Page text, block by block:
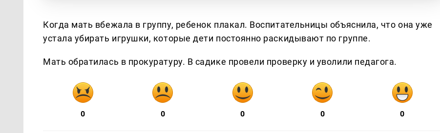
Когда мать вбежала в группу, ребенок плакал. Воспитательницы объяснила, что она уже
устала убирать игрушки, которые дети постоянно раскидывают по группе.
Мать обратилась в прокуратуру. В садике провели проверку и уволили педагога.
0 0 0 0 0